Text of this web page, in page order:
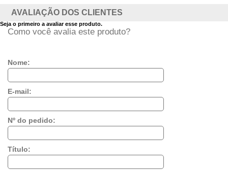
AVALIAÇÃO DOS CLIENTES
Seja o primeiro a avaliar esse produto.
Como você avalia este produto?
Nome:
E-mail:
Nº do pedido:
Título: